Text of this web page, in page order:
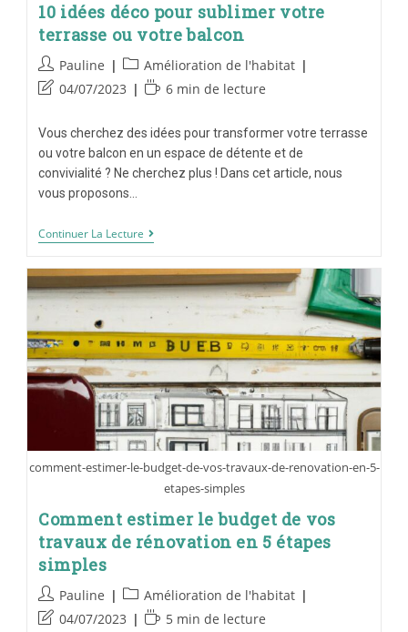
10 idées déco pour sublimer votre
terrasse ou votre balcon
Pauline
Amélioration de l'habitat
04/07/2023
6 min de lecture
Vous cherchez des idées pour transformer votre terrasse
ou votre balcon en un espace de détente et de
convivialité ? Ne cherchez plus ! Dans cet article, nous
vous proposons…
Continuer La Lecture
comment-estimer-le-budget-de-vos-travaux-de-renovation-en-5-
etapes-simples
Comment estimer le budget de vos
travaux de rénovation en 5 étapes
simples
Pauline
Amélioration de l'habitat
04/07/2023
5 min de lecture